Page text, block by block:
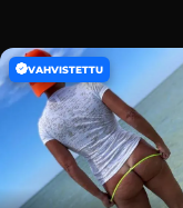
VAHVISTETTU